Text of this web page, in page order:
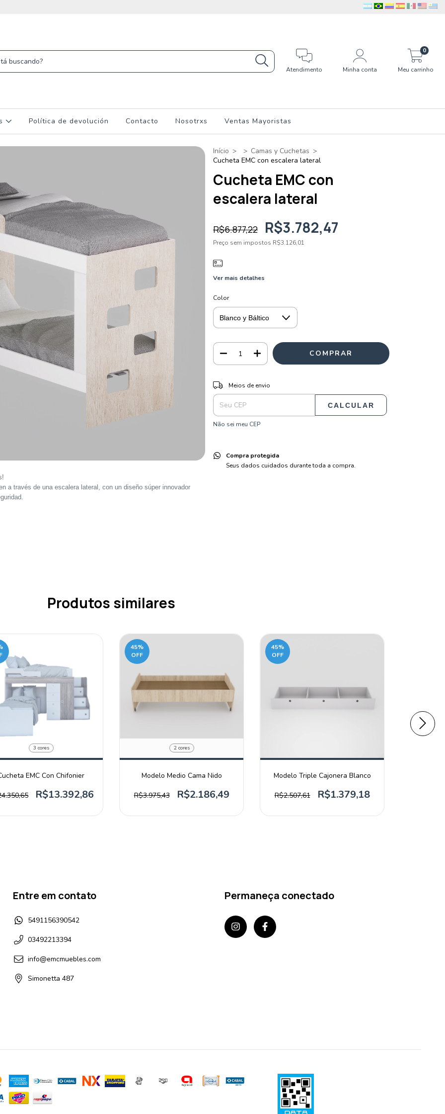
Atendimento Minha conta Meu carrinho
0
Política de devolución Contacto Nosotrxs Ventas Mayoristas
a través de una escalera lateral, con un diseño súper innovador
Início > > Camas y Cuchetas >
Cucheta EMC con escalera lateral
Cucheta EMC con
escalera lateral
R$6.877,22 R$3.782,47
Preço sem impostos R$3.126,01
Ver mais detalhes
Color
Entregas para o CEP:
Meios de envio
CALCULAR
Não sei meu CEP
Compra protegida
Seus dados cuidados durante toda a compra.
Produtos similares
3 cores
EMC Con Chifonier
R$13.392,86
45%
OFF
2 cores
Modelo Medio Cama Nido
R$3.975,43 R$2.186,49
45%
OFF
Modelo Triple Cajonera Blanco
R$2.507,61 R$1.379,18
Entre em contato
5491156390542
03492213394
info@emcmuebles.com
Simonetta 487
Permaneça conectado